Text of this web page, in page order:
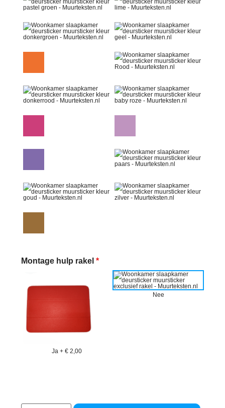
Montage hulp rakel *
Ja + € 2,00
Nee